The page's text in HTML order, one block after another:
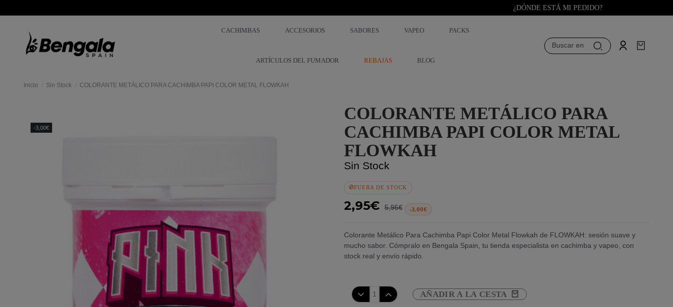
¿DÓNDE ESTÁ MI PEDIDO?
CACHIMBAS ACCESORIOS SABORES VAPEO PACKS
ARTÍCULOS DEL FUMADOR REBAJAS BLOG
Buscar en
Inicio Sin Stock COLORANTE METÁLICO PARA CACHIMBA PAPI COLOR METAL FLOWKAH
-3,00€
COLORANTE METÁLICO PARA
CACHIMBA PAPI COLOR METAL
FLOWKAH
Sin Stock
FUERA DE STOCK
2,95€ 5,95€ -3,00€
Colorante Metálico Para Cachimba Papi Color Metal Flowkah de FLOWKAH: sesión suave y
mucho sabor. Cómpralo en Bengala Spain, tu tienda especialista en cachimba y vapeo, con
stock real y envío rápido.
AÑADIR A LA CESTA